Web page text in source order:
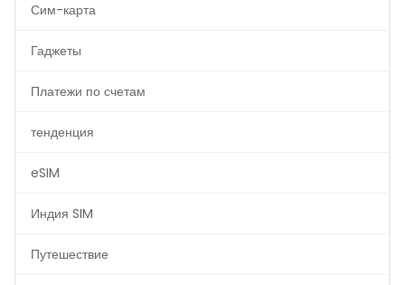
Сим-карта
Гаджеты
Платежи по счетам
тенденция
eSIM
Индия SIM
Путешествие